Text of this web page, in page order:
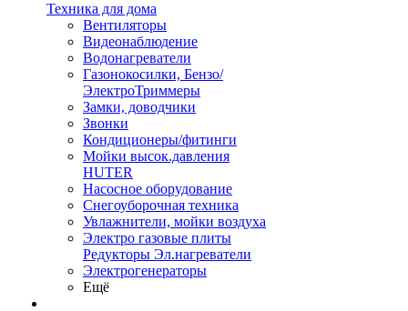
Техника для дома
Вентиляторы
Видеонаблюдение
Водонагреватели
Газонокосилки, Бензо/
ЭлектроТриммеры
Замки, доводчики
Звонки
Кондиционеры/фитинги
Мойки высок.давления
HUTER
Насосное оборудование
Снегоуборочная техника
Увлажнители, мойки воздуха
Электро газовые плиты
Редукторы Эл.нагреватели
Электрогенераторы
Ещё